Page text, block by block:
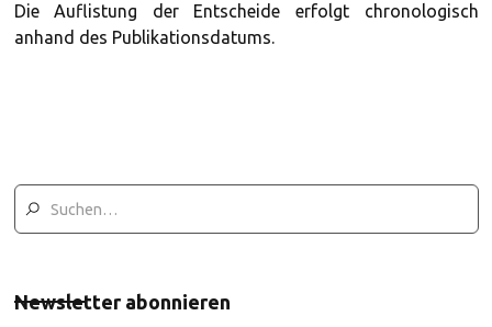
Die Auflistung der Entscheide erfolgt chronologisch
anhand des Publikationsdatums.
Newsletter abonnieren